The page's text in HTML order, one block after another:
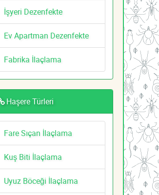
İşyeri Dezenfekte
Ev Apartman Dezenfekte
Fabrika İlaçlama
Haşere Türleri
Fare Sıçan İlaçlama
Kuş Biti İlaçlama
Uyuz Böceği İlaçlama